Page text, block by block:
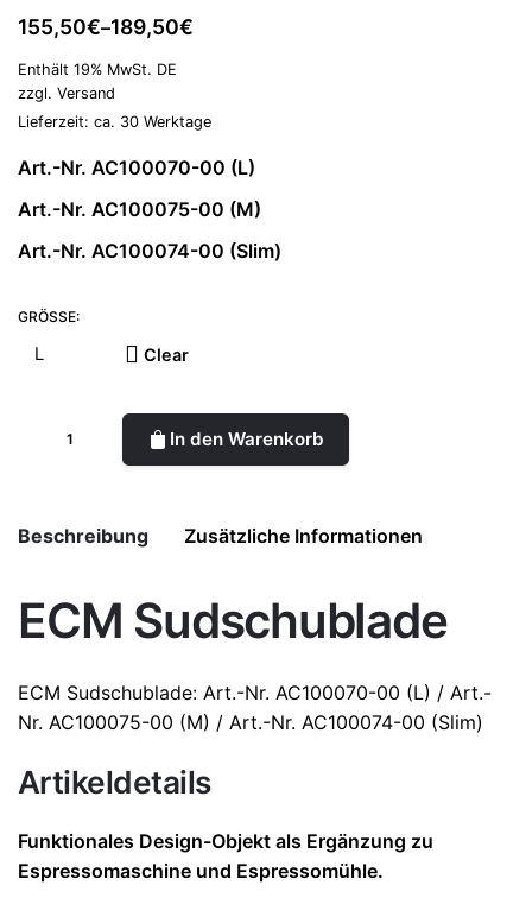
155,50€–189,50€
Enthält 19% MwSt. DE
zzgl. Versand
Lieferzeit: ca. 30 Werktage
Art.-Nr. AC100070-00 (L)
Art.-Nr. AC100075-00 (M)
Art.-Nr. AC100074-00 (Slim)
GRÖSSE:
Clear
In den Warenkorb
Beschreibung Zusätzliche Informationen
ECM Sudschublade
ECM Sudschublade: Art.-Nr. AC100070-00 (L) / Art.-
Nr. AC100075-00 (M) / Art.-Nr. AC100074-00 (Slim)
Artikeldetails
Funktionales Design-Objekt als Ergänzung zu
Espressomaschine und Espressomühle.
Weight kg
Dimensions n. v.